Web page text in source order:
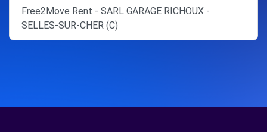
Free2Move Rent - SARL GARAGE RICHOUX -
SELLES-SUR-CHER (C)